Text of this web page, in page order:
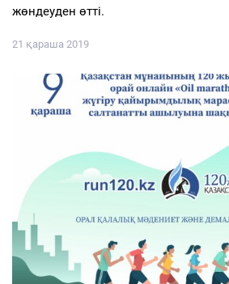
жөндеуден өтті.
21 қараша 2019